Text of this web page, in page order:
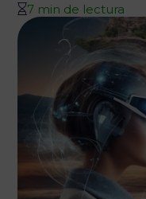
7 min de lectura